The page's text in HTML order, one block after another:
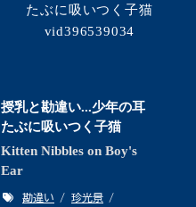
授乳と勘違い...少年の耳
たぶに吸いつく子猫
Kitten Nibbles on Boy's
Ear
勘違い
珍光景